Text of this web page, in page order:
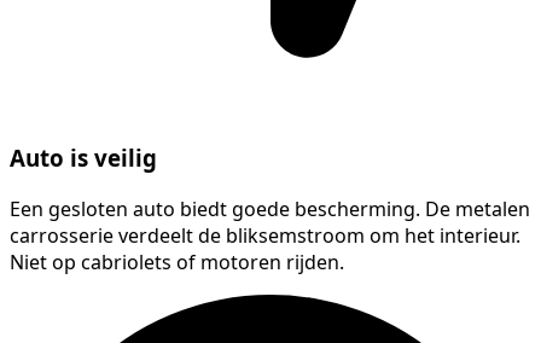
Auto is veilig
Een gesloten auto biedt goede bescherming. De metalen
carrosserie verdeelt de bliksemstroom om het interieur.
Niet op cabriolets of motoren rijden.